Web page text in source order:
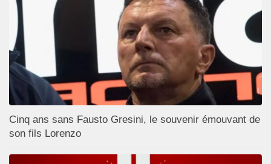
Cinq ans sans Fausto Gresini, le souvenir émouvant de
son fils Lorenzo